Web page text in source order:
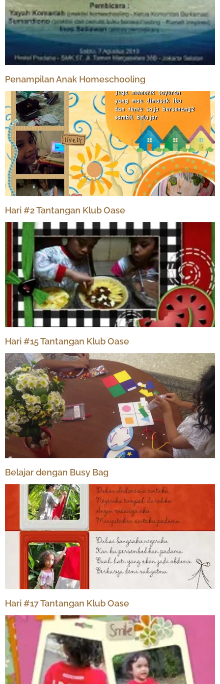
Penampilan Anak Homeschooling
Hari #2 Tantangan Klub Oase
Hari #15 Tantangan Klub Oase
Belajar dengan Busy Bag
Hari #17 Tantangan Klub Oase